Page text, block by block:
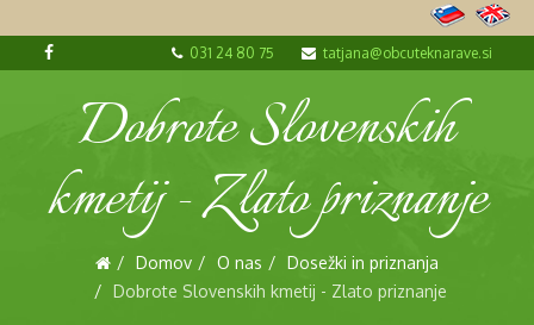
031 24 80 75 tatjana@obcuteknarave.si
Dobrote Slovenskih
kmetij - Zlato priznanje
Domov O nas
Dosežki in priznanja
Dobrote Slovenskih kmetij - Zlato priznanje